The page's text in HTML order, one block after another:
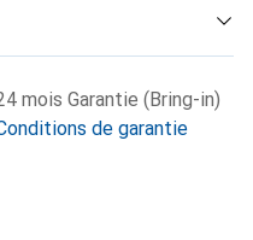
mois Garantie (Bring-in)
de garantie